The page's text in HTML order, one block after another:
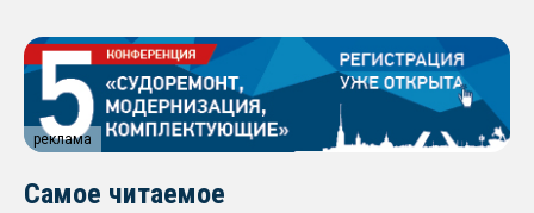
реклама
Самое читаемое